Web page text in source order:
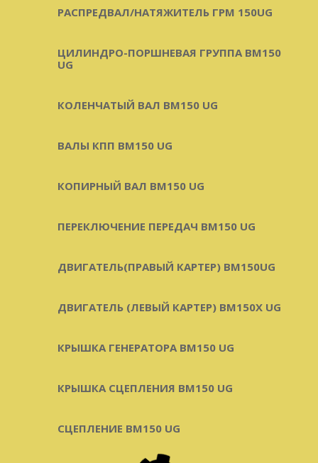
РАСПРЕДВАЛ/НАТЯЖИТЕЛЬ ГРМ 150UG
ЦИЛИНДРО-ПОРШНЕВАЯ ГРУППА BM150
UG
КОЛЕНЧАТЫЙ ВАЛ BM150 UG
ВАЛЫ КПП BM150 UG
КОПИРНЫЙ ВАЛ BM150 UG
ПЕРЕКЛЮЧЕНИЕ ПЕРЕДАЧ BM150 UG
ДВИГАТЕЛЬ(ПРАВЫЙ КАРТЕР) ВМ150UG
ДВИГАТЕЛЬ (ЛЕВЫЙ КАРТЕР) BM150X UG
КРЫШКА ГЕНЕРАТОРА BM150 UG
КРЫШКА СЦЕПЛЕНИЯ BM150 UG
СЦЕПЛЕНИЕ BM150 UG